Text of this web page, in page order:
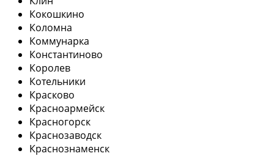
Кокошкино
Коломна
Коммунарка
Константиново
Королев
Котельники
Красково
Красноармейск
Красногорск
Краснозаводск
Краснознаменск